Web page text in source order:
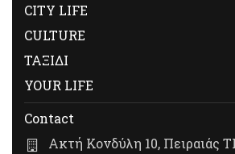
CITY LIFE
CULTURE
ΤΑΞΙΔΙ
YOUR LIFE
Contact
Ακτή Κονδύλη 10, Πειραιάς